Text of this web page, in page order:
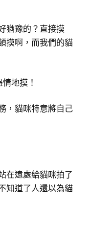
猶豫的？直接摸
摸啊，而我們的貓
地摸！
，貓咪特意將自己
在遠處給貓咪拍了
知道了人還以為貓